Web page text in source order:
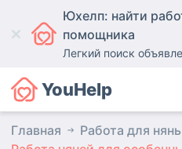
Юхелп: найти
помощника
Легкий поиск
YouHelp
Главная
Работа для